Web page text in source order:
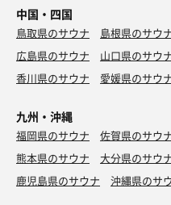
中国・四国
鳥取県のサウナ 島根県のサウ
広島県のサウナ
山口県のサウ
香川県のサウナ
愛媛県のサウ
九州・沖縄
福岡県のサウナ 佐賀県のサウ
熊本県のサウナ
大分県のサウ
鹿児島県のサウナ
沖縄県のサ